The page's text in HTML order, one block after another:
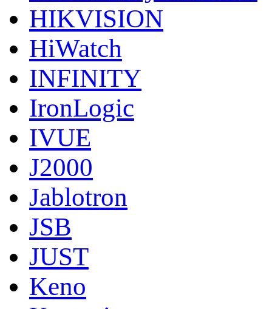
HIKVISION
HiWatch
INFINITY
IronLogic
IVUE
J2000
Jablotron
JSB
JUST
Keno